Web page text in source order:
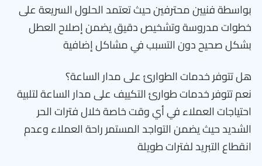
بواسطة فنيين محترفين حيث تعتمد الحلول السريعة على
خطوات مدروسة وتشخيص دقيق يضمن إصلاح العطل
بشكل صحيح دون التسبب في مشاكل إضافية
هل تتوفر خدمات الطوارئ على مدار الساعة؟
نعم تتوفر خدمات طوارئ التكييف على مدار الساعة لتلبية
احتياجات العملاء في أي وقت خاصة خلال فترات الحر
الشديد حيث يضمن التواجد المستمر راحة العملاء وعدم
انقطاع التبريد لفترات طويلة